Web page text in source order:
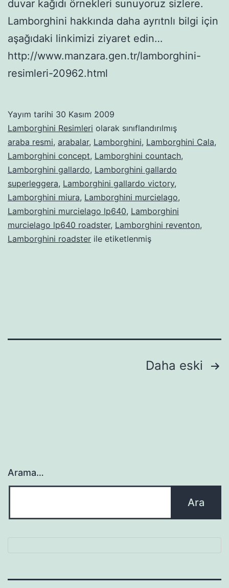
duvar kağıdı örnekleri sunuyoruz sizlere.
Lamborghini hakkında daha ayrıtnlı bilgi için
aşağıdaki linkimizi ziyaret edin…
http://www.manzara.gen.tr/lamborghini-
resimleri-20962.html
Yayım tarihi 30 Kasım 2009
Lamborghini Resimleri olarak sınıflandırılmış
araba resmi, arabalar, Lamborghini, Lamborghini Cala,
Lamborghini concept, Lamborghini countach,
Lamborghini gallardo, Lamborghini gallardo
superleggera, Lamborghini gallardo victory,
Lamborghini miura, Lamborghini murcielago,
Lamborghini murcielago lp640, Lamborghini
murcielago lp640 roadster, Lamborghini reventon,
Lamborghini roadster ile etiketlenmiş
Daha eski
Arama…